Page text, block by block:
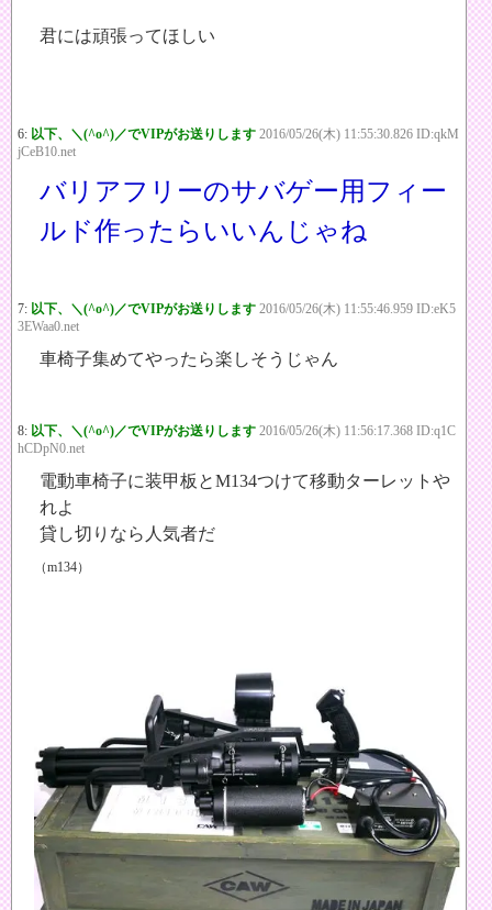
君には頑張ってほしい
6: 以下、＼(^o^)／でVIPがお送りします 2016/05/26(木) 11:55:30.826 ID:qkM
jCeB10.net
バリアフリーのサバゲー用フィー
ルド作ったらいいんじゃね
7: 以下、＼(^o^)／でVIPがお送りします 2016/05/26(木) 11:55:46.959 ID:eK5
3EWaa0.net
車椅子集めてやったら楽しそうじゃん
8: 以下、＼(^o^)／でVIPがお送りします 2016/05/26(木) 11:56:17.368 ID:q1C
hCDpN0.net
電動車椅子に装甲板とM134つけて移動ターレットや
れよ
貸し切りなら人気者だ
（m134）